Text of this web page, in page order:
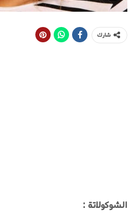
شارك
الشوكولاتة :